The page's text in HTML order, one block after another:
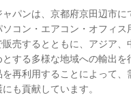
パンは、京都府京田辺市に
コン・エアコン・オフィス
売するとともに、アジア、
する多様な地域への輸出を
を再利用することによって、
も貢献しています。